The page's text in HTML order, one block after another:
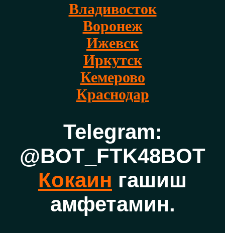
Владивосток
Воронеж
Ижевск
Иркутск
Кемерово
Краснодар
Telegram:
@BOT_FTK48BOT
Кокаин гашиш
амфетамин.